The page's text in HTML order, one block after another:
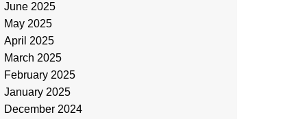
June 2025
May 2025
April 2025
March 2025
February 2025
January 2025
December 2024